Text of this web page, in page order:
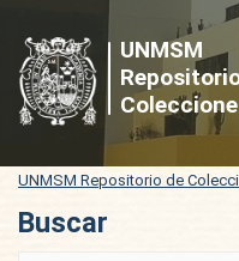
UNMSM
Buscar
UNMSM Repositorio de
Buscar